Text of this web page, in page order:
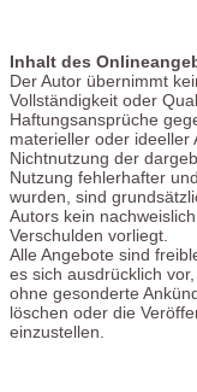
Inhalt des
Der Autor übernimmt
Vollständigkeit oder
Haftungsansprüche
materieller oder ideeller
Nichtnutzung der
Nutzung fehlerhafter
wurden, sind
Autors kein
Verschulden vorliegt.
Alle Angebote sind
es sich ausdrücklich
ohne gesonderte
löschen oder die
einzustellen.